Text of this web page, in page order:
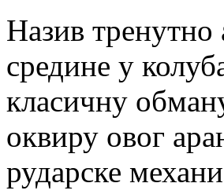
Назив тренутно
средине у
класичну
оквиру овог
рударске